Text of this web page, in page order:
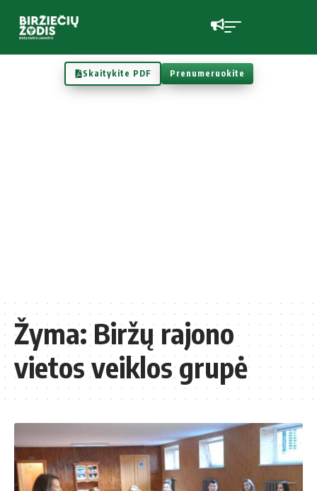
Skaitykite PDF Prenumeruokite
Žyma:Biržų rajono
vietos veiklos grupė